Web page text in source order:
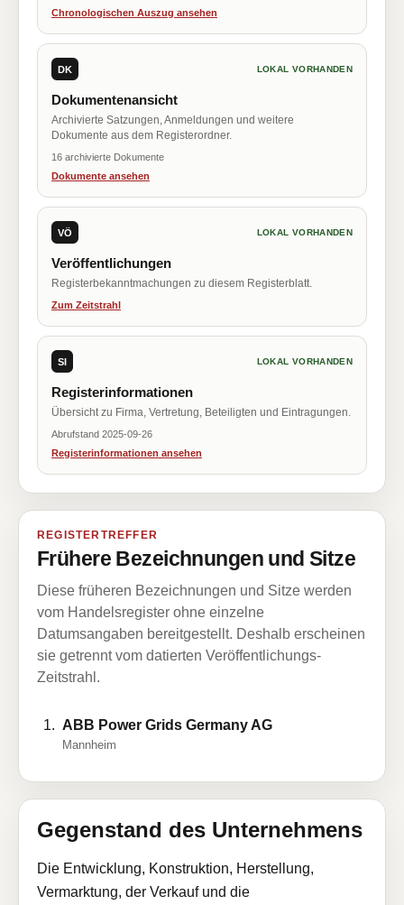
Chronologischen Auszug ansehen
DK LOKAL VORHANDEN
Dokumentenansicht
Archivierte Satzungen, Anmeldungen und weitere
Dokumente aus dem Registerordner.
16 archivierte Dokumente
Dokumente ansehen
VÖ LOKAL VORHANDEN
Veröffentlichungen
Registerbekanntmachungen zu diesem Registerblatt.
Zum Zeitstrahl
SI LOKAL VORHANDEN
Registerinformationen
Übersicht zu Firma, Vertretung, Beteiligten und Eintragungen.
Abrufstand 2025-09-26
Registerinformationen ansehen
REGISTERTREFFER
Frühere Bezeichnungen und Sitze
Diese früheren Bezeichnungen und Sitze werden
vom Handelsregister ohne einzelne
Datumsangaben bereitgestellt. Deshalb erscheinen
sie getrennt vom datierten Veröffentlichungs-
Zeitstrahl.
ABB Power Grids Germany AG
Mannheim
Gegenstand des Unternehmens
Die Entwicklung, Konstruktion, Herstellung,
Vermarktung, der Verkauf und die